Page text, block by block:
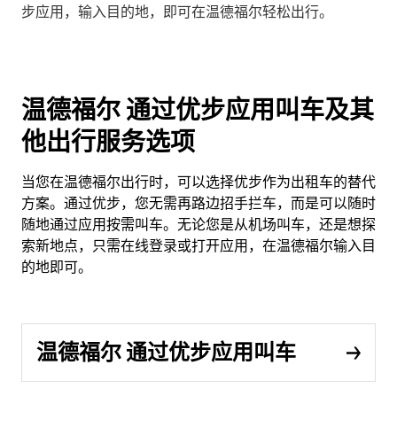
步应用，输入目的地，即可在温德福尔轻松出行。
温德福尔 通过优步应用叫车及其
他出行服务选项
当您在温德福尔出行时，可以选择优步作为出租车的替代
方案。通过优步，您无需再路边招手拦车，而是可以随时
随地通过应用按需叫车。无论您是从机场叫车，还是想探
索新地点，只需在线登录或打开应用，在温德福尔输入目
的地即可。
温德福尔 通过优步应用叫车